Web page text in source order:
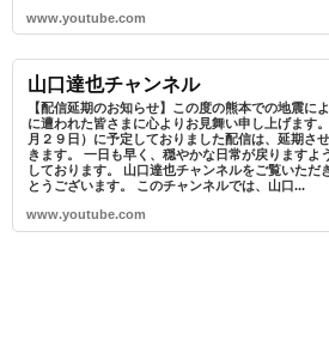
www.youtube.com
山口達也チャンネル
【配信延期のお知らせ】この度の熊本での地震に
に遭われた皆さまに心よりお見舞い申し上げます
月２９日）に予定しておりました配信は、延期さ
きます。 一日も早く、穏やかな日常が戻りますよ
しております。 山口達也チャンネルをご覧いただ
とうございます。 このチャンネルでは、山口...
www.youtube.com